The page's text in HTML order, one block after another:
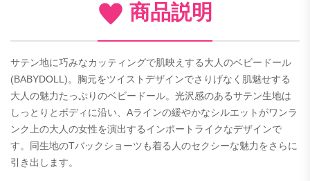
商品説明
サテン地に巧みなカッティングで肌映えする大人のベビードール
(BABYDOLL)。胸元をツイストデザインでさりげなく肌魅せする
大人の魅力たっぷりのベビードール。光沢感のあるサテン生地は
しっとりとボディに沿い、Aラインの緩やかなシルエットがワンラ
ンク上の大人の女性を演出するインポートライクなデザインで
す。同生地のTバックショーツも着る人のセクシーな魅力をさらに
引き出します。